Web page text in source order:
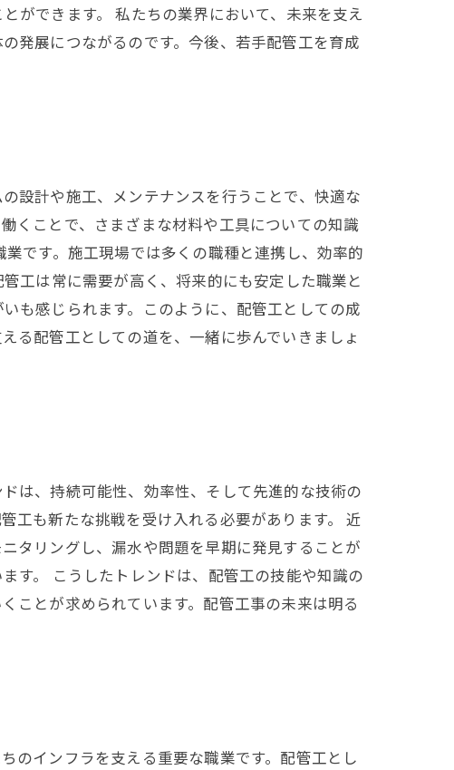
ができます。 私たちの業界において、未来を支え
発展につながるのです。今後、若手配管工を育成
設計や施工、メンテナンスを行うことで、快適な
くことで、さまざまな材料や工具についての知識
です。施工現場では多くの職種と連携し、効率的
工は常に需要が高く、将来的にも安定した職業と
も感じられます。このように、配管工としての成
る配管工としての道を、一緒に歩んでいきましょ
は、持続可能性、効率性、そして先進的な技術の
工も新たな挑戦を受け入れる必要があります。 近
タリングし、漏水や問題を早期に発見することが
す。 こうしたトレンドは、配管工の技能や知識の
ことが求められています。配管工事の未来は明る
のインフラを支える重要な職業です。配管工とし